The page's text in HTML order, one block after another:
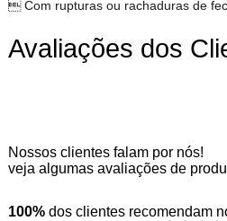
 Com rupturas ou rachaduras de
Avaliações dos
Nossos clientes falam por nós!
veja algumas avaliações de
100% dos clientes recomendam